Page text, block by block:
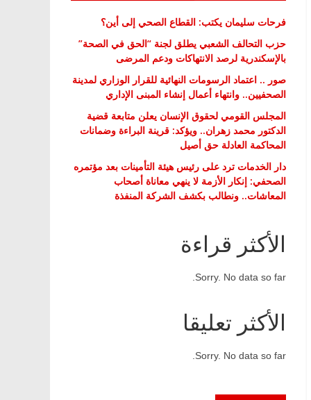
فرحات سليمان يكتب: القطاع الصحي إلى أين؟
حزب التحالف الشعبي يطلق لجنة “الحق في الصحة”
بالإسكندرية لرصد الانتهاكات ودعم المرضى
صور .. اعتماد الرسومات النهائية للقرار الوزاري لمدينة
الصحفيين.. وانتهاء أعمال إنشاء المبنى الإداري
المجلس القومي لحقوق الإنسان يعلن متابعة قضية
الدكتور محمد زهران.. ويؤكد: قرينة البراءة وضمانات
المحاكمة العادلة حق أصيل
دار الخدمات ترد على رئيس هيئة التأمينات بعد مؤتمره
الصحفي: إنكار الأزمة لا ينهي معاناة أصحاب
المعاشات.. ونطالب بكشف الشركة المنفذة
الأكثر قراءة
Sorry. No data so far.
الأكثر تعليقا
Sorry. No data so far.